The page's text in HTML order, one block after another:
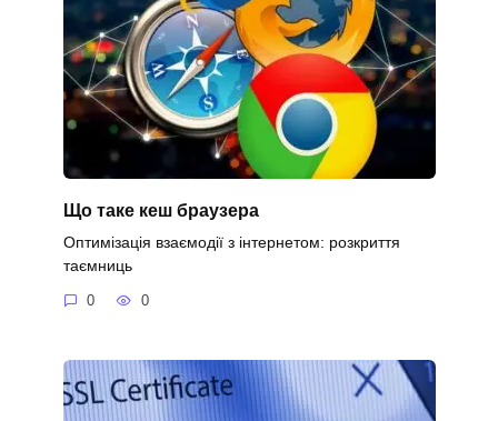
Що таке кеш браузера
Оптимізація взаємодії з інтернетом: розкриття
таємниць
0 0